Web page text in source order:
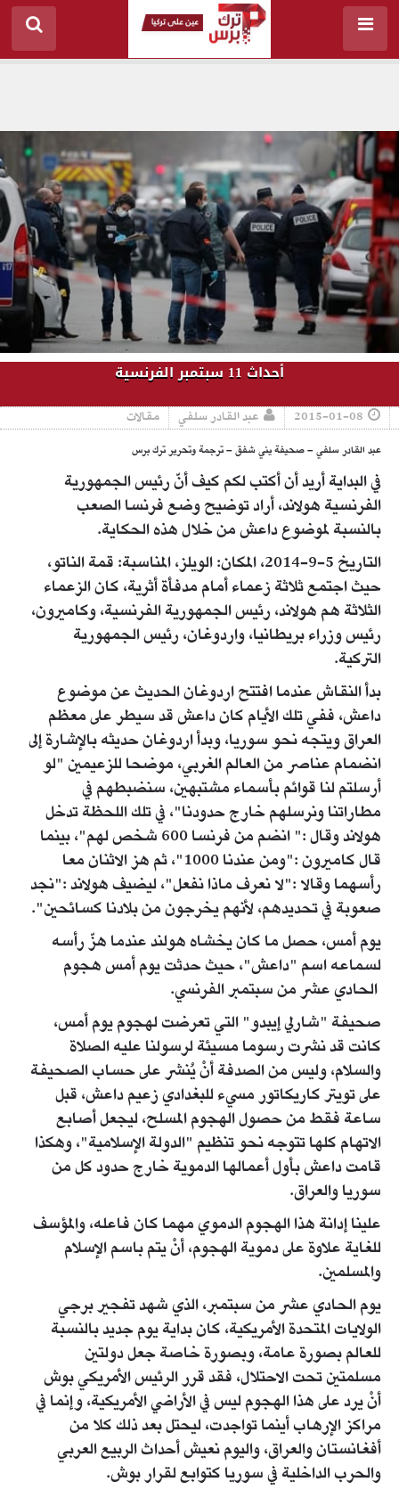
أحداث 11 سبتمبر الفرنسية
2015-01-08 عبد القادر سلفي مقالات
عبد القادر سلفي – صحيفة يني شفق – ترجمة وتحرير ترك برس
في البداية أريد أن أكتب لكم كيف أنّ رئيس الجمهورية
الفرنسية هولاند، أراد توضيح وضع فرنسا الصعب
بالنسبة لموضوع داعش من خلال هذه الحكاية.
التاريخ 5-9-2014، المكان: الويلز، المناسبة: قمة الناتو،
حيث اجتمع ثلاثة زعماء أمام مدفأة أثرية، كان الزعماء
الثلاثة هم هولاند، رئيس الجمهورية الفرنسية، وكاميرون،
رئيس وزراء بريطانيا، واردوغان، رئيس الجمهورية
التركية.
بدأ النقاش عندما افتتح اردوغان الحديث عن موضوع
داعش، ففي تلك الأيام كان داعش قد سيطر على معظم
العراق ويتجه نحو سوريا، وبدأ اردوغان حديثه بالإشارة إلى
انضمام عناصر من العالم الغربي، موضحا للزعيمين "لو
أرسلتم لنا قوائم بأسماء مشتبهين، سنضبطهم في
مطاراتنا ونرسلهم خارج حدودنا"، في تلك اللحظة تدخل
هولاند وقال :" انضم من فرنسا 600 شخص لهم"، بينما
قال كاميرون :"ومن عندنا 1000"، ثم هز الاثنان معا
رأسهما وقالا :"لا نعرف ماذا نفعل"، ليضيف هولاند :"نجد
صعوبة في تحديدهم، لأنهم يخرجون من بلادنا كسائحين".
يوم أمس، حصل ما كان يخشاه هولند عندما هزّ رأسه
لسماعه اسم "داعش"، حيث حدثت يوم أمس هجوم
الحادي عشر من سبتمبر الفرنسي.
صحيفة "شارلي إيبدو" التي تعرضت لهجوم يوم أمس،
كانت قد نشرت رسوما مسيئة لرسولنا عليه الصلاة
والسلام، وليس من الصدفة أنْ يُنشر على حساب الصحيفة
على تويتر كاريكاتور مسيء للبغدادي زعيم داعش، قبل
ساعة فقط من حصول الهجوم المسلح، ليجعل أصابع
الاتهام كلها تتوجه نحو تنظيم "الدولة الإسلامية"، وهكذا
قامت داعش بأول أعمالها الدموية خارج حدود كل من
سوريا والعراق.
علينا إدانة هذا الهجوم الدموي مهما كان فاعله، والمؤسف
للغاية علاوة على دموية الهجوم، أنْ يتم باسم الإسلام
والمسلمين.
يوم الحادي عشر من سبتمبر، الذي شهد تفجير برجي
الولايات المتحدة الأمريكية، كان بداية يوم جديد بالنسبة
للعالم بصورة عامة، وبصورة خاصة جعل دولتين
مسلمتين تحت الاحتلال، فقد قرر الرئيس الأمريكي بوش
أنْ يرد على هذا الهجوم ليس في الأراضي الأمريكية، وإنما في
مراكز الإرهاب أينما تواجدت، ليحتل بعد ذلك كلا من
أفغانستان والعراق، واليوم نعيش أحداث الربيع العربي
والحرب الداخلية في سوريا كتوابع لقرار بوش.